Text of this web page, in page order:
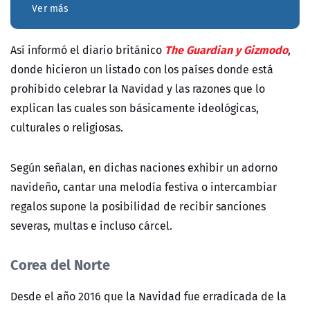
Ver más
Así informó el diario británico The Guardian y Gizmodo,
donde hicieron un listado con los países donde está
prohibido celebrar la Navidad y las razones que lo
explican las cuales son básicamente ideológicas,
culturales o religiosas.
Según señalan, en dichas naciones exhibir un adorno
navideño, cantar una melodía festiva o intercambiar
regalos supone la posibilidad de recibir sanciones
severas, multas e incluso cárcel.
Corea del Norte
Desde el año 2016 que la Navidad fue erradicada de la